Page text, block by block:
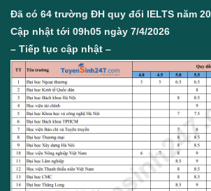
Đã có 64 trường ĐH quy đổi IELTS năm
Cập nhật tới 09h05 ngày 7/4/2026
– Tiếp tục cập nhật –